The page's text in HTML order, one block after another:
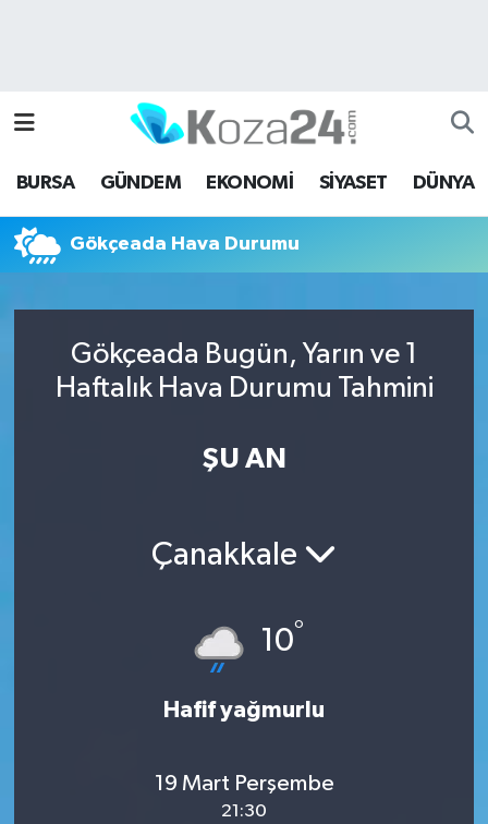
BURSA GÜNDEM EKONOMİ SİYASET DÜNYA
Gökçeada Hava Durumu
Gökçeada Bugün, Yarın ve 1
Haftalık Hava Durumu Tahmini
ŞU AN
Çanakkale
10°
Hafif yağmurlu
19 Mart Perşembe
21:30
Bursa Hava Durumu
Bursa Namaz Vakitleri
Bursa Trafik Yoğunluk Haritası
Tüm Manşetler